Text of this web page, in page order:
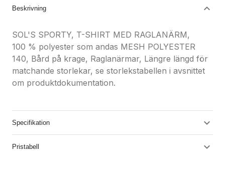
Beskrivning
SOL'S SPORTY, T-SHIRT MED RAGLANÄRM,
100 % polyester som andas MESH POLYESTER
140, Bård på krage, Raglanärmar, Längre längd för
matchande storlekar, se storlekstabellen i avsnittet
om produktdokumentation.
Specifikation
Pristabell